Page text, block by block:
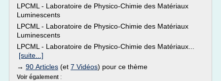
LPCML - Laboratoire de Physico-Chimie des Matériaux
Luminescents
LPCML - Laboratoire de Physico-Chimie des Matériaux
Luminescents
LPCML - Laboratoire de Physico-Chimie des Matériaux...
[suite...]
→ 90 Articles (et 7 Vidéos) pour ce thème
Voir également :